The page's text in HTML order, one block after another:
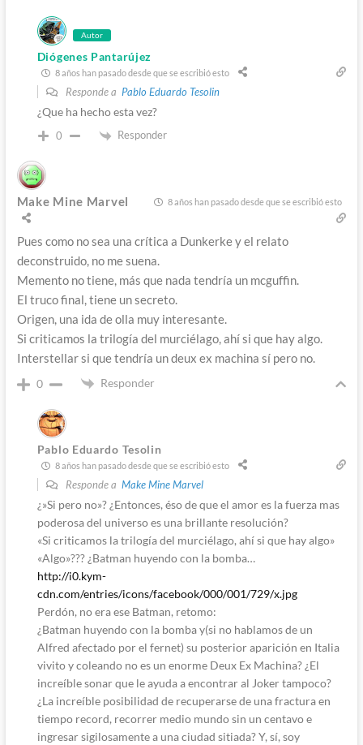
Autor
Diógenes Pantarújez
8 años han pasado desde que se escribió esto
Responde a Pablo Eduardo Tesolin
¿Que ha hecho esta vez?
0 Responder
Make Mine Marvel 8 años han pasado desde que se escribió esto
Pues como no sea una crítica a Dunkerke y el relato
deconstruido, no me suena.
Memento no tiene, más que nada tendría un mcguffin.
El truco final, tiene un secreto.
Origen, una ida de olla muy interesante.
Si criticamos la trilogía del murciélago, ahí si que hay algo.
Interstellar si que tendría un deux ex machina sí pero no.
0 Responder
Pablo Eduardo Tesolin
8 años han pasado desde que se escribió esto
Responde a Make Mine Marvel
¿»Si pero no»? ¿Entonces, éso de que el amor es la fuerza mas
poderosa del universo es una brillante resolución?
«Si criticamos la trilogía del murciélago, ahí si que hay algo»
«Algo»??? ¿Batman huyendo con la bomba…
http://i0.kym-
cdn.com/entries/icons/facebook/000/001/729/x.jpg
Perdón, no era ese Batman, retomo:
¿Batman huyendo con la bomba y(si no hablamos de un
Alfred afectado por el fernet) su posterior aparición en Italia
vivito y coleando no es un enorme Deux Ex Machina? ¿El
increíble sonar que le ayuda a encontrar al Joker tampoco?
¿La increíble posibilidad de recuperarse de una fractura en
tiempo record, recorrer medio mundo sin un centavo e
ingresar sigilosamente a una ciudad sitiada? Y, sí, soy